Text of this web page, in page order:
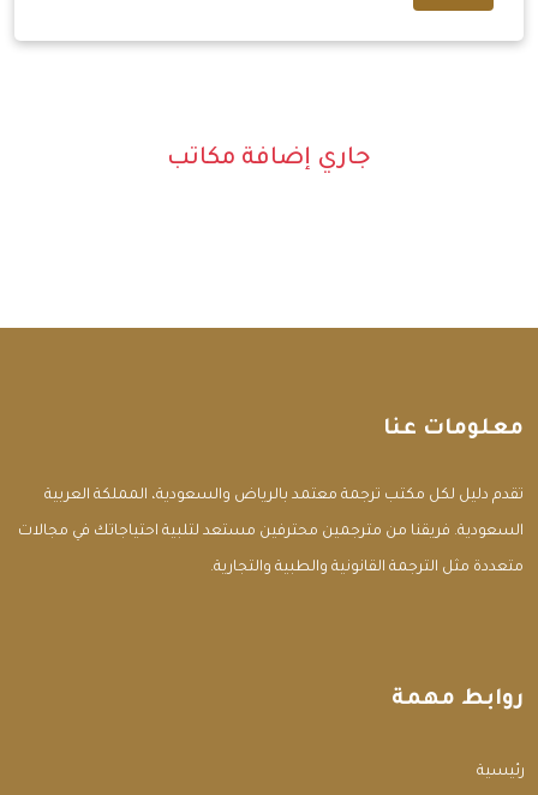
جاري إضافة مكاتب
معلومات عنا
تقدم دليل لكل مكتب ترجمة معتمد بالرياض والسعودية، المملكة العربية
السعودية. فريقنا من مترجمين محترفين مستعد لتلبية احتياجاتك في مجالات
متعددة مثل الترجمة القانونية والطبية والتجارية.
روابط مهمة
الرئيسية